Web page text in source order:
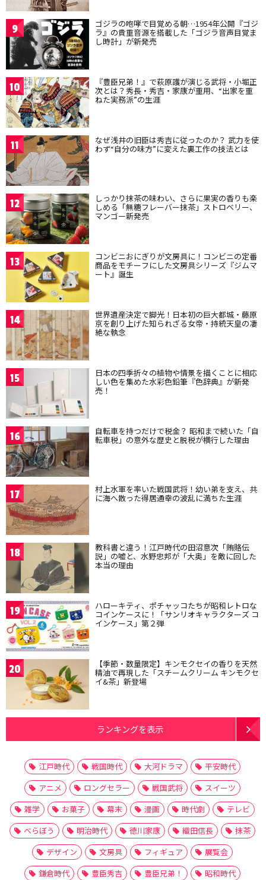
9 ゴジラの咆哮で目覚める朝…1954年公開『ゴジ
ラ』の貴重音源を搭載した「ゴジラ音声目覚ま
し時計」が新発売
10 『豊臣兄弟！』で萩原護が演じる武将・小堀正
次とは？秀長・秀吉・家康が重用、“出家を重
ねた実務派”の生涯
11 なぜ浅井の旧臣は秀吉に従ったのか？ 武力を使
わず“自分の味方”に変えた裏工作の技法とは
12 しっかり抹茶の味わい、さらに果実の香りも楽
しめる「無糖フレーバー抹茶」ストロベリー、
マンゴー新発売
13 コンビニおにぎりが文房具に！コンビニの定番
商品をモチーフにした文房具シリーズ『ジムマ
ート』誕生
14 世界遺産決定で脚光！日本初の巨大都城・藤原
京を創り上げた知られざる女帝・持統天皇の凄
絶な執念
15 日本の四季折々の植物や情景を描くことに相応
しい色を集めた水彩色鉛筆『色辞典』が新発
売！
16 自転車を持つだけで税金？ 昭和まで続いた「自
転車税」の意外な歴史と脱税が横行した理由
17 村上水軍を率いた戦国武将！幼い弟を支え、共
に海へ散った得居通幸の波乱に満ちた生涯
18 教科書と違う！江戸時代の田沼意次「賄賂伝
説」の嘘と、水野忠邦が「大奥」を敵に回した
本当の理由
19 ハローキティ、ポチャッコたちが昭和レトロな
コインケースに！「サンリオキャラクターズ コ
インケース」第２弾
20 【季節・数量限定】キンモクセイの香りを天然
精油で再現した「スチームクリーム キンモクセ
イ&茶」新登場
ランキングを表示
江戸時代 戦国時代 大河ドラマ
平安時代
アニメ
ロングセラー 戦国武将
スイーツ
雑学
お菓子 幕末 漫画 時代劇
テレビ
べらぼう
明治時代 徳川家康 織田信長
抹茶
デザイン
文房具 フィギュア
展覧会
鎌倉時代
豊臣秀吉 豊臣兄弟！
昭和時代